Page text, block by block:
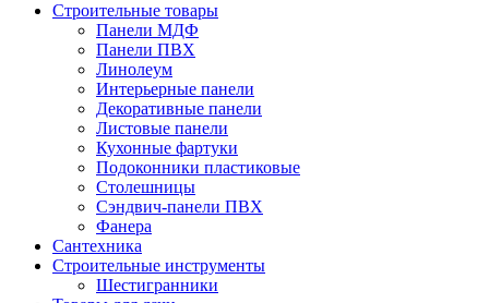
Строительные товары
Панели МДФ
Панели ПВХ
Линолеум
Интерьерные панели
Декоративные панели
Листовые панели
Кухонные фартуки
Подоконники пластиковые
Столешницы
Сэндвич-панели ПВХ
Фанера
Сантехника
Строительные инструменты
Шестигранники